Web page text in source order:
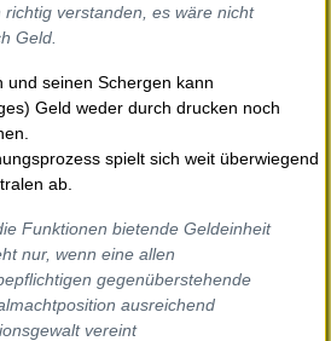
richtig verstanden, es wäre nicht
Geld.
und seinen Schergen kann
Geld weder durch drucken noch
spielt sich weit überwiegend
ab.
Funktionen bietende Geldeinheit
nur, wenn eine allen
gegenüberstehende
ausreichend
vereint